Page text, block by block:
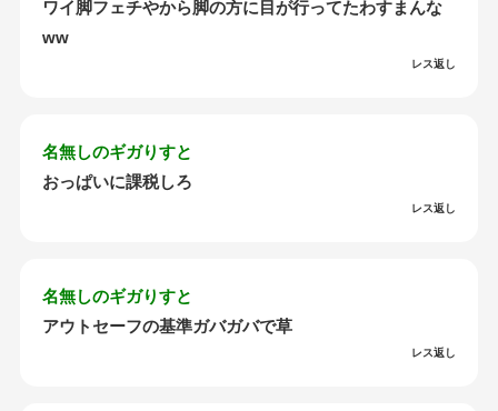
ワイ脚フェチやから脚の方に目が行ってたわすまんな
ww
レス返し
名無しのギガりすと
おっぱいに課税しろ
レス返し
名無しのギガりすと
アウトセーフの基準ガバガバで草
レス返し